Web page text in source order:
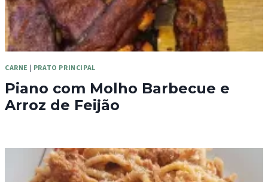
CARNE | PRATO PRINCIPAL
Piano com Molho Barbecue e
Arroz de Feijão